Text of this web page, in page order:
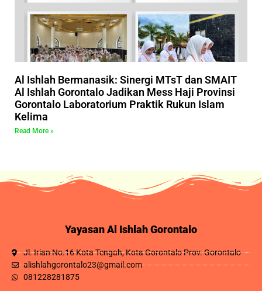
Al Ishlah Bermanasik: Sinergi MTsT dan SMAIT
Al Ishlah Gorontalo Jadikan Mess Haji Provinsi
Gorontalo Laboratorium Praktik Rukun Islam
Kelima
Read More »
Yayasan Al Ishlah Gorontalo
Jl. Irian No.16 Kota Tengah, Kota Gorontalo Prov. Gorontalo
alishlahgorontalo23@gmail.com
081228281875